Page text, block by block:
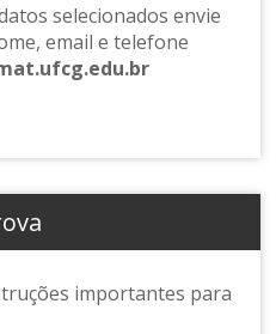
selecionados envie
email e telefone
importantes para